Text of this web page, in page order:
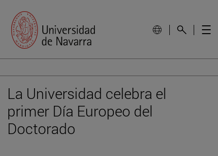
La Universidad celebra el
primer Día Europeo del
Doctorado